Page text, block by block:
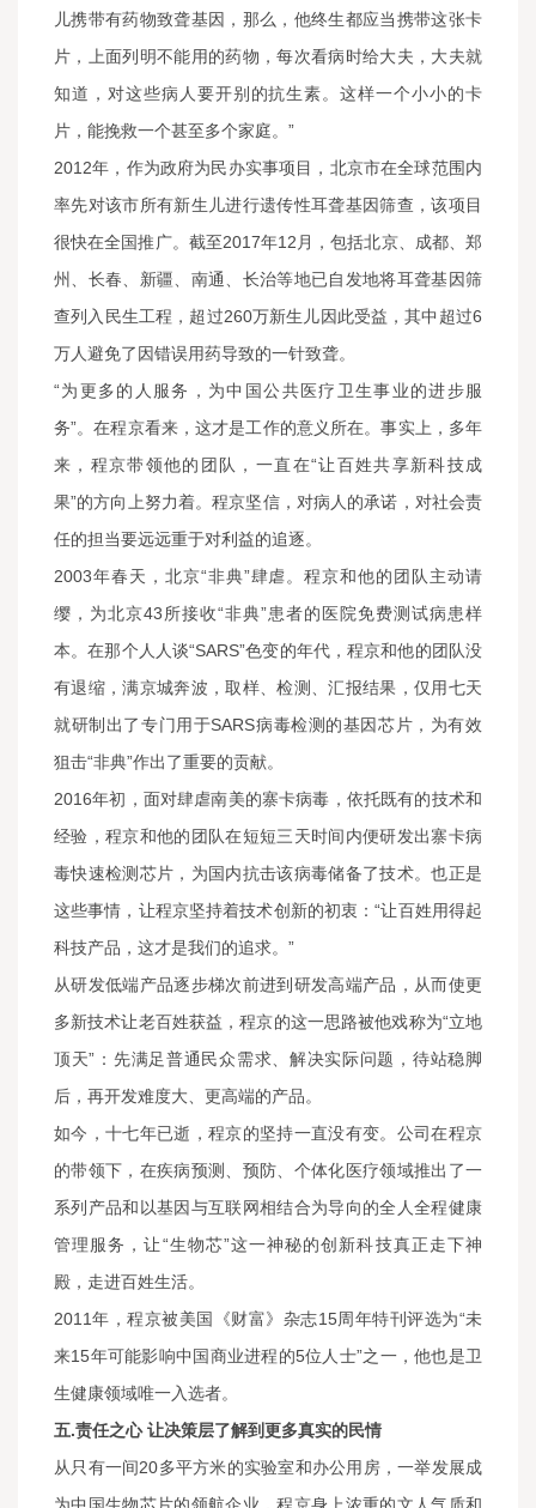
儿携带有药物致聋基因，那么，他终生都应当携带这张卡
片，上面列明不能用的药物，每次看病时给大夫，大夫就
知道，对这些病人要开别的抗生素。这样一个小小的卡
片，能挽救一个甚至多个家庭。”
2012年，作为政府为民办实事项目，北京市在全球范围内
率先对该市所有新生儿进行遗传性耳聋基因筛查，该项目
很快在全国推广。截至2017年12月，包括北京、成都、郑
州、长春、新疆、南通、长治等地已自发地将耳聋基因筛
查列入民生工程，超过260万新生儿因此受益，其中超过6
万人避免了因错误用药导致的一针致聋。
“为更多的人服务，为中国公共医疗卫生事业的进步服
务”。在程京看来，这才是工作的意义所在。事实上，多年
来，程京带领他的团队，一直在“让百姓共享新科技成
果”的方向上努力着。程京坚信，对病人的承诺，对社会责
任的担当要远远重于对利益的追逐。
2003年春天，北京“非典”肆虐。程京和他的团队主动请
缨，为北京43所接收“非典”患者的医院免费测试病患样
本。在那个人人谈“SARS”色变的年代，程京和他的团队没
有退缩，满京城奔波，取样、检测、汇报结果，仅用七天
就研制出了专门用于SARS病毒检测的基因芯片，为有效
狙击“非典”作出了重要的贡献。
2016年初，面对肆虐南美的寨卡病毒，依托既有的技术和
经验，程京和他的团队在短短三天时间内便研发出寨卡病
毒快速检测芯片，为国内抗击该病毒储备了技术。也正是
这些事情，让程京坚持着技术创新的初衷：“让百姓用得起
科技产品，这才是我们的追求。”
从研发低端产品逐步梯次前进到研发高端产品，从而使更
多新技术让老百姓获益，程京的这一思路被他戏称为“立地
顶天”：先满足普通民众需求、解决实际问题，待站稳脚
后，再开发难度大、更高端的产品。
如今，十七年已逝，程京的坚持一直没有变。公司在程京
的带领下，在疾病预测、预防、个体化医疗领域推出了一
系列产品和以基因与互联网相结合为导向的全人全程健康
管理服务，让“生物芯”这一神秘的创新科技真正走下神
殿，走进百姓生活。
2011年，程京被美国《财富》杂志15周年特刊评选为“未
来15年可能影响中国商业进程的5位人士”之一，他也是卫
生健康领域唯一入选者。
五.责任之心 让决策层了解到更多真实的民情
从只有一间20多平方米的实验室和办公用房，一举发展成